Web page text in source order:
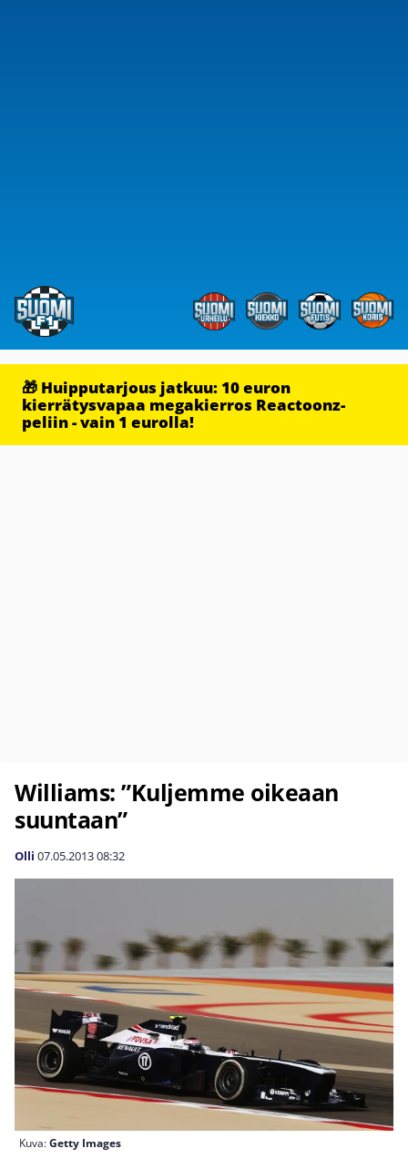
🎁 Huipputarjous jatkuu: 10 euron
kierrätysvapaa megakierros Reactoonz-
peliin - vain 1 eurolla!
Williams: ”Kuljemme oikeaan
suuntaan”
Olli 07.05.201308:32
Kuva:Getty Images